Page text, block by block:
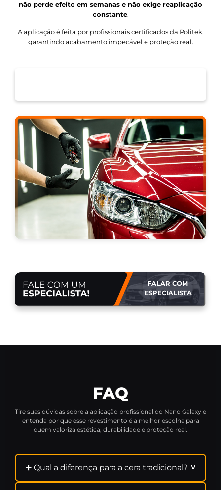
não perde efeito em semanas e não exige reaplicação
constante.
A aplicação é feita por profissionais certificados da Politek,
garantindo acabamento impecável e proteção real.
FALAR COM
ESPECIALISTA
FAQ
Tire suas dúvidas sobre a aplicação profissional do Nano Galaxy e
entenda por que esse revestimento é a melhor escolha para
quem valoriza estética, durabilidade e proteção real.
➕ Qual a diferença para a cera tradicional? ˅